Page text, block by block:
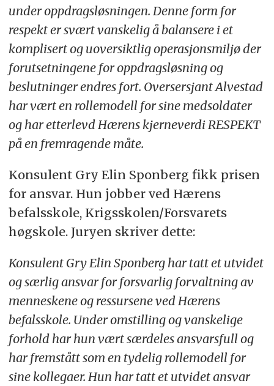
under oppdragsløsningen. Denne form for
respekt er svært vanskelig å balansere i et
komplisert og uoversiktlig operasjonsmiljø der
forutsetningene for oppdragsløsning og
beslutninger endres fort. Oversersjant Alvestad
har vært en rollemodell for sine medsoldater
og har etterlevd Hærens kjerneverdi RESPEKT
på en fremragende måte.
Konsulent Gry Elin Sponberg fikk prisen
for ansvar. Hun jobber ved Hærens
befalsskole, Krigsskolen/Forsvarets
høgskole. Juryen skriver dette:
Konsulent Gry Elin Sponberg har tatt et utvidet
og særlig ansvar for forsvarlig forvaltning av
menneskene og ressursene ved Hærens
befalsskole. Under omstilling og vanskelige
forhold har hun vært særdeles ansvarsfull og
har fremstått som en tydelig rollemodell for
sine kollegaer. Hun har tatt et utvidet ansvar